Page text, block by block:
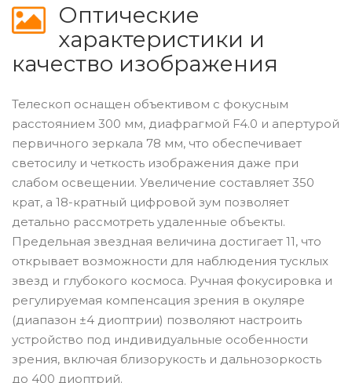
Оптические
характеристики и
качество изображения
Телескоп оснащен объективом с фокусным
расстоянием 300 мм, диафрагмой F4.0 и апертурой
первичного зеркала 78 мм, что обеспечивает
светосилу и четкость изображения даже при
слабом освещении. Увеличение составляет 350
крат, а 18-кратный цифровой зум позволяет
детально рассмотреть удаленные объекты.
Предельная звездная величина достигает 11, что
открывает возможности для наблюдения тусклых
звезд и глубокого космоса. Ручная фокусировка и
регулируемая компенсация зрения в окуляре
(диапазон ±4 диоптрии) позволяют настроить
устройство под индивидуальные особенности
зрения, включая близорукость и дальнозоркость
до 400 диоптрий.